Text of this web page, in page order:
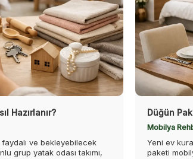
Hazırlanır?
ve bekleyebilecek
grup yatak odası takımı,
Düğün
Mobilya
Yeni ev
paketi